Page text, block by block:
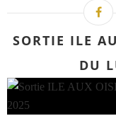
SORTIE ILE
DU